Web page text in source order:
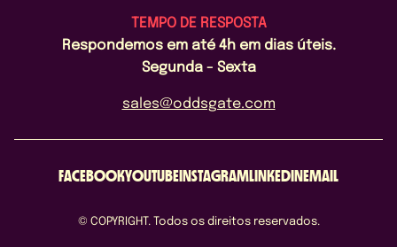
TEMPO DE RESPOSTA
Respondemos em até 4h em dias úteis.
Segunda - Sexta
sales@oddsgate.com
FACEBOOKYOUTUBE INSTAGRAMLINKEDIN EMAIL
© COPYRIGHT. Todos os direitos reservados.